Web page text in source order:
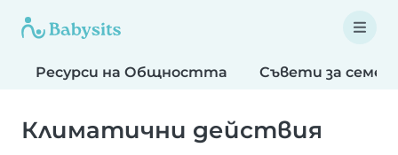
Ресурси на Общността Съвети за
Климатични действия